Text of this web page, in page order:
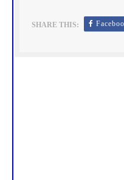
SHARE THIS: